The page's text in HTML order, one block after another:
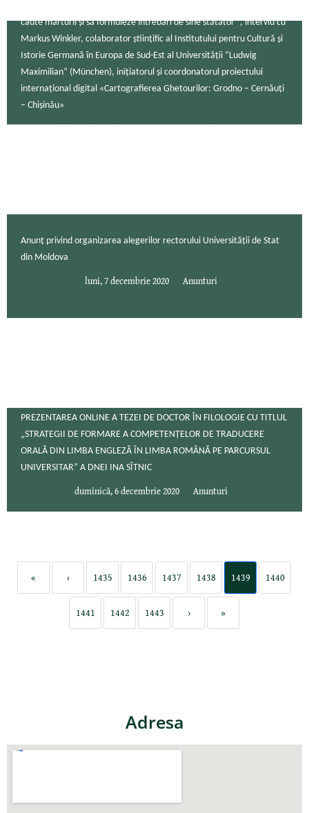
caute mărturii și să formuleze întrebări de sine stătător ”, interviu cu
Markus Winkler, colaborator științific al Institutului pentru Cultură și
Istorie Germană în Europa de Sud-Est al Universității “Ludwig
Maximilian” (München), inițiatorul și coordonatorul proiectului
internațional digital «Cartografierea Ghetourilor: Grodno – Cernăuți
– Chişinău»
luni, 7 decembrie 2020 Comunicate de presa
Anunț privind organizarea alegerilor rectorului Universității de Stat
din Moldova
luni, 7 decembrie 2020 Anunturi
PREZENTAREA ONLINE A TEZEI DE DOCTOR ÎN FILOLOGIE CU TITLUL
„STRATEGII DE FORMARE A COMPETENȚELOR DE TRADUCERE
ORALĂ DIN LIMBA ENGLEZĂ ÎN LIMBA ROMÂNĂ PE PARCURSUL
UNIVERSITAR” A DNEI INA SÎTNIC
duminică, 6 decembrie 2020 Anunturi
« ‹ 1435 1436 1437 1438 1439 1440
1441 1442 1443 › »
Adresa